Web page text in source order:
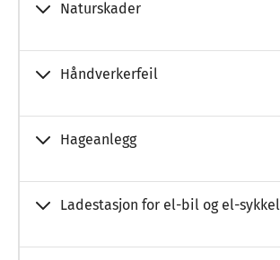
Naturskader
Håndverkerfeil
Hageanlegg
Ladestasjon for el-bil og el-sykkel